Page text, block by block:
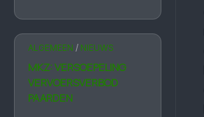
ALGEMEEN / NIEUWS
MKZ: VERSOEPELING
VERVOERSVERBOD
PAARDEN